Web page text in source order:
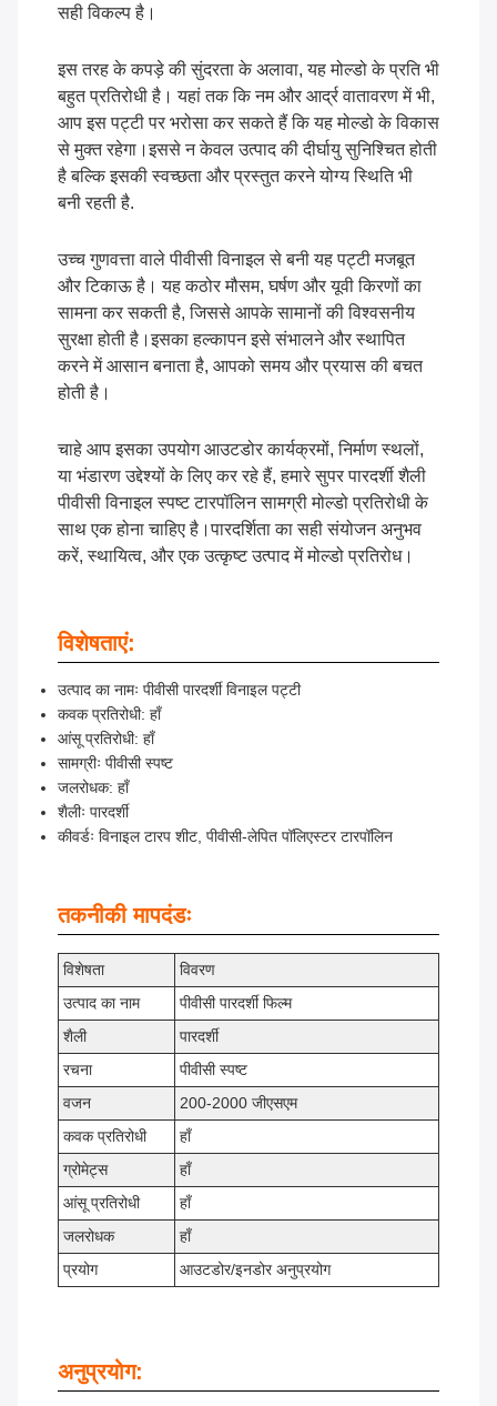
सही विकल्प है।
इस तरह के कपड़े की सुंदरता के अलावा, यह मोल्डो के प्रति भी
बहुत प्रतिरोधी है। यहां तक कि नम और आर्द्र वातावरण में भी,
आप इस पट्टी पर भरोसा कर सकते हैं कि यह मोल्डो के विकास
से मुक्त रहेगा।इससे न केवल उत्पाद की दीर्घायु सुनिश्चित होती
है बल्कि इसकी स्वच्छता और प्रस्तुत करने योग्य स्थिति भी
बनी रहती है.
उच्च गुणवत्ता वाले पीवीसी विनाइल से बनी यह पट्टी मजबूत
और टिकाऊ है। यह कठोर मौसम, घर्षण और यूवी किरणों का
सामना कर सकती है, जिससे आपके सामानों की विश्वसनीय
सुरक्षा होती है।इसका हल्कापन इसे संभालने और स्थापित
करने में आसान बनाता है, आपको समय और प्रयास की बचत
होती है।
चाहे आप इसका उपयोग आउटडोर कार्यक्रमों, निर्माण स्थलों,
या भंडारण उद्देश्यों के लिए कर रहे हैं, हमारे सुपर पारदर्शी शैली
पीवीसी विनाइल स्पष्ट टारपॉलिन सामग्री मोल्डो प्रतिरोधी के
साथ एक होना चाहिए है।पारदर्शिता का सही संयोजन अनुभव
करें, स्थायित्व, और एक उत्कृष्ट उत्पाद में मोल्डो प्रतिरोध।
विशेषताएं:
उत्पाद का नामः पीवीसी पारदर्शी विनाइल पट्टी
कवक प्रतिरोधी: हाँ
आंसू प्रतिरोधी: हाँ
सामग्रीः पीवीसी स्पष्ट
जलरोधक: हाँ
शैलीः पारदर्शी
कीवर्डः विनाइल टारप शीट, पीवीसी-लेपित पॉलिएस्टर टारपॉलिन
तकनीकी मापदंडः
विशेषता
विवरण
उत्पाद का नाम
पीवीसी पारदर्शी फिल्म
शैली
पारदर्शी
रचना
पीवीसी स्पष्ट
वजन
200-2000 जीएसएम
कवक प्रतिरोधी
हाँ
ग्रोमेट्स
हाँ
आंसू प्रतिरोधी
हाँ
जलरोधक
हाँ
प्रयोग
आउटडोर/इनडोर अनुप्रयोग
अनुप्रयोग: